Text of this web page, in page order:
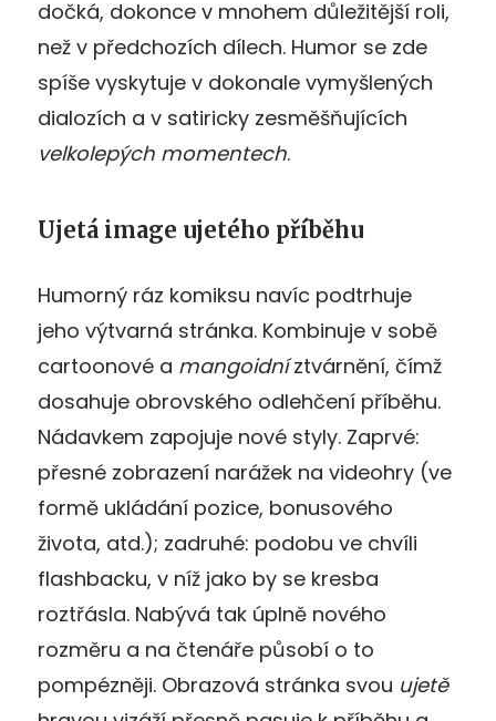
dočká, dokonce v mnohem důležitější roli,
než v předchozích dílech. Humor se zde
spíše vyskytuje v dokonale vymyšlených
dialozích a v satiricky zesměšňujících
velkolepých momentech.
Ujetá image ujetého příběhu
Humorný ráz komiksu navíc podtrhuje
jeho výtvarná stránka. Kombinuje v sobě
cartoonové a mangoidníztvárnění, čímž
dosahuje obrovského odlehčení příběhu.
Nádavkem zapojuje nové styly. Zaprvé:
přesné zobrazení narážek na videohry (ve
formě ukládání pozice, bonusového
života, atd.); zadruhé: podobu ve chvíli
flashbacku, v níž jako by se kresba
roztřásla. Nabývá tak úplně nového
rozměru a na čtenáře působí o to
pompézněji. Obrazová stránka svou ujetě